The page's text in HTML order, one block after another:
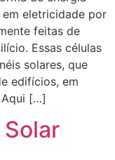
eletricidade por
feitas de
Essas células
solares, que
edifícios, em
Aqui […]